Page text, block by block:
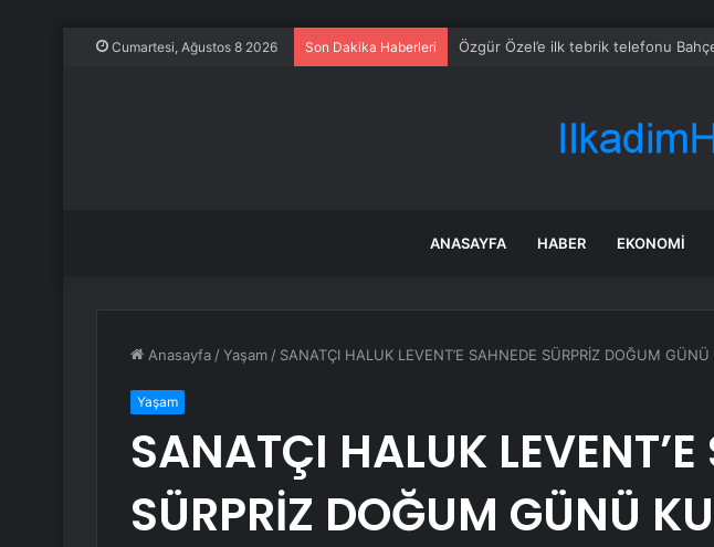
Cumartesi, Ağustos 8 2026 Son Dakika Haberleri Özgür Özel’e ilk tebrik telefonu
ANASAYFA HABER EKONOMI
Anasayfa /Yaşam / SANATÇI HALUK LEVENT’E SAHNEDE SÜRPRİZ DOĞUM
Yaşam
SANATÇI HALUK LEVENT’E
SÜRPRİZ DOĞUM GÜNÜ